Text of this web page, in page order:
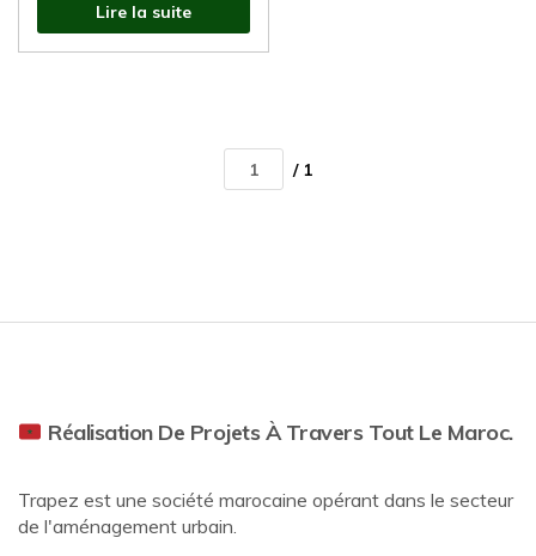
voirie
Lire la suite
/ 1
Réalisation De Projets À Travers Tout Le Maroc.
Trapez est une société marocaine opérant dans le secteur
de l'aménagement urbain.